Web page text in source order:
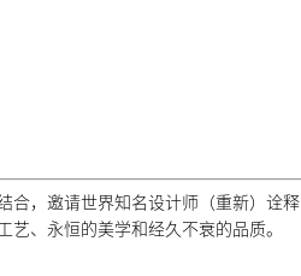
合，邀请世界知名设计师（重新）诠释
、永恒的美学和经久不衰的品质。